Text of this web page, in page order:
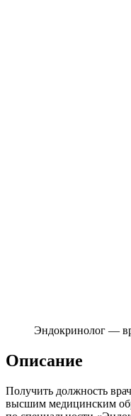
Эндокринолог —
Описание
Получить должность
высшим медицинским